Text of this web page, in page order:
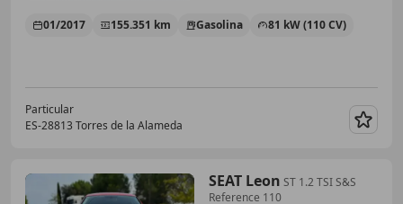
01/2017 155.351 km Gasolina 81 kW (110 CV)
Particular
ES-28813 Torres de la Alameda
SEAT Leon ST 1.2 TSI S&S
Reference 110